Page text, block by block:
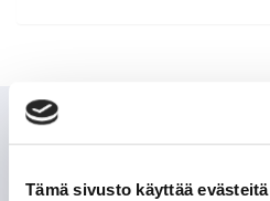
Tämä sivusto käyttää evästeitä